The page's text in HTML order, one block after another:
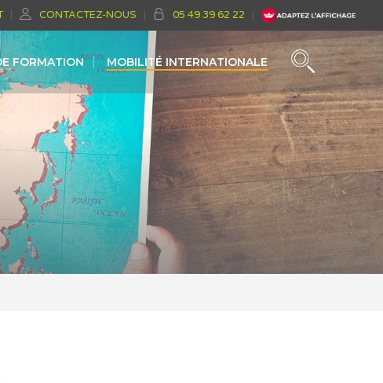
CONTACTEZ-NOUS 05 49 39 62 22
FORMATION MOBILITÉ INTERNATIONALE